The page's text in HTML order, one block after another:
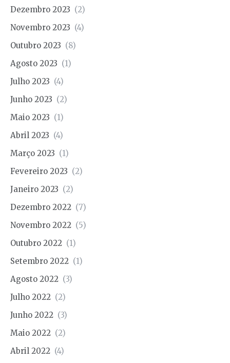
Dezembro 2023 (2)
Novembro 2023 (4)
Outubro 2023 (8)
Agosto 2023 (1)
Julho 2023 (4)
Junho 2023 (2)
Maio 2023 (1)
Abril 2023 (4)
Março 2023 (1)
Fevereiro 2023 (2)
Janeiro 2023 (2)
Dezembro 2022 (7)
Novembro 2022 (5)
Outubro 2022 (1)
Setembro 2022 (1)
Agosto 2022 (3)
Julho 2022 (2)
Junho 2022 (3)
Maio 2022 (2)
Abril 2022 (4)